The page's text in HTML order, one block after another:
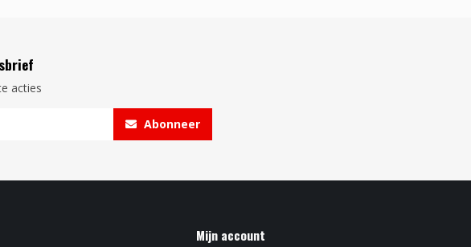
acties
Abonneer
Mijn account